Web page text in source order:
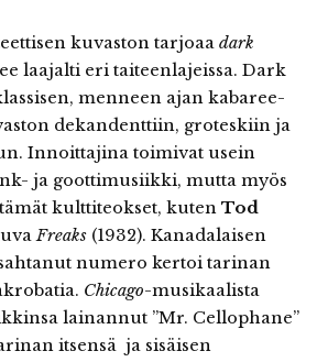
kuvaston tarjoaa dark
laajalti eri taiteenlajeissa. Dark
menneen ajan kabaree-
dekandenttiin, groteskiin ja
Innoittajina toimivat usein
ja goottimusiikki, mutta myös
kulttiteokset, kuten Tod
Freaks(1932). Kanadalaisen
numero kertoi tarinan
Chicago-musikaalista
lainannut ”Mr. Cellophane”
itsensä ja sisäisen